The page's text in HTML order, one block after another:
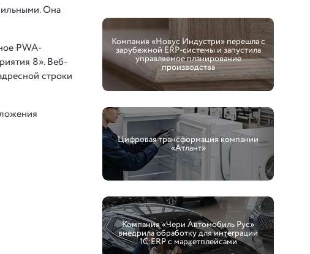
Она
PWA-
8». Веб-
строки
Компания «Новус Индустри» перешла с
зарубежной ERP-системы и запустила
управляемое планирование
производства
Цифровая трансформация компании
«Атлант»
Компания «Чери Автомобиль Рус»
внедрила обработку для интеграции
1С:ERP с маркетплейсами